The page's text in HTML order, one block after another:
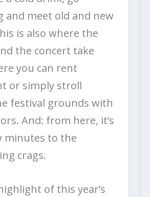
and meet old and new
is also where the
the concert take
you can rent
or simply stroll
festival grounds with
And: from here, it’s
minutes to the
crags.
of this year’s